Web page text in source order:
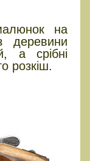
на
деревини
а срібні
розкіш.